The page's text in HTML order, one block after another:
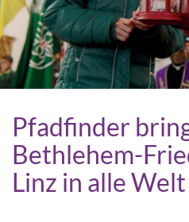
Pfadfinder
Bethlehem-
Linz in alle Welt